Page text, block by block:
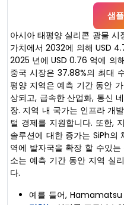
샘
아시아 태평양 실리콘 광물
가치에서 2032에 의해 USD
2025 년에 USD 0.76 억에 의
중국 시장은 37.88%의 최대
평양 지역은 예측 기간 동안
상되고, 급속한 산업화, 통신
장. 지역 내 국가는 인프라 개
털 경제를 지원합니다. 또한,
솔루션에 대한 증가는 SiPh의
역에 발자국을 확장 할 수있
소는 예측 기간 동안 지역 실
다.
예를 들어, Hamamatsu